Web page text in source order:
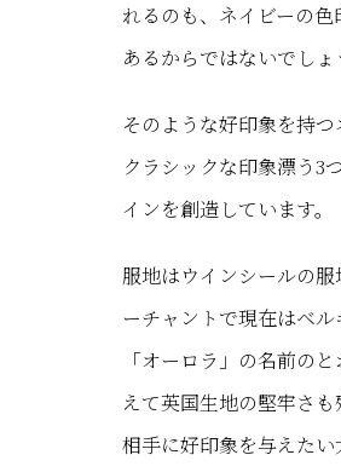
れるのも、ネイビーの
あるからではないでしょ
そのような好印象を持つ
クラシックな印象漂う3
インを創造しています。
服地はウインシールの
ーチャントで現在はベル
「オーロラ」の名前の
えて英国生地の堅牢さも
相手に好印象を与えた